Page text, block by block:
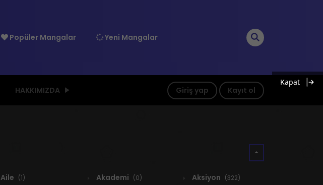
Popüler Mangalar Yeni Mangalar
HAKKIMIZDA Giriş yap Kayıt ol
Aile (1) Akademi (0) Aksiyon (322)
Kapat